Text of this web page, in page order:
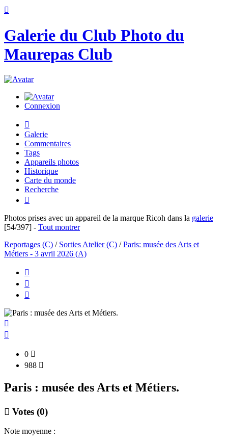

Galerie du Club Photo du
Maurepas Club
Connexion

Galerie
Commentaires
Tags
Appareils photos
Historique
Carte du monde
Recherche

Photos prises avec un appareil de la marque Ricoh dans la galerie
[54/397] - Tout montrer
Reportages (C) / Sorties Atelier (C) / Paris: musée des Arts et
Métiers - 3 avril 2026 (A)





0 
988 
Paris : musée des Arts et Métiers.
 Votes (0)
Note moyenne :